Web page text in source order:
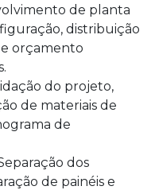
de planta
distribuição
orçamento
do projeto,
de materiais de
de
dos
de painéis e